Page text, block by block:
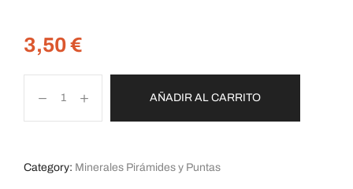
3,50€
AÑADIR AL CARRITO
Category: Minerales Pirámides y Puntas